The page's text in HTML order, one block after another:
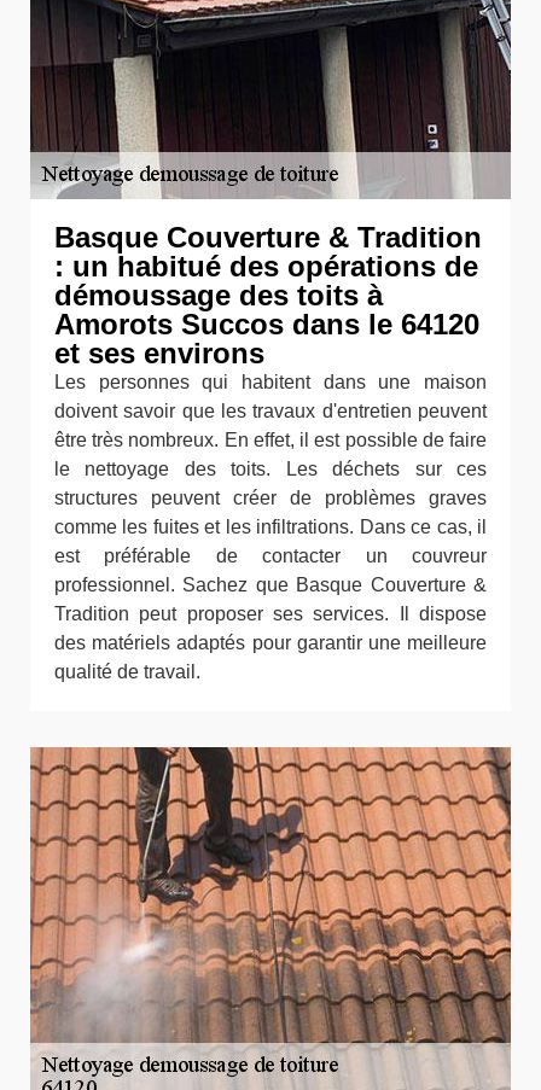
Basque Couverture & Tradition
: un habitué des opérations de
démoussage des toits à
Amorots Succos dans le 64120
et ses environs
Les personnes qui habitent dans une maison
doivent savoir que les travaux d'entretien peuvent
être très nombreux. En effet, il est possible de faire
le nettoyage des toits. Les déchets sur ces
structures peuvent créer de problèmes graves
comme les fuites et les infiltrations. Dans ce cas, il
est préférable de contacter un couvreur
professionnel. Sachez que Basque Couverture &
Tradition peut proposer ses services. Il dispose
des matériels adaptés pour garantir une meilleure
qualité de travail.